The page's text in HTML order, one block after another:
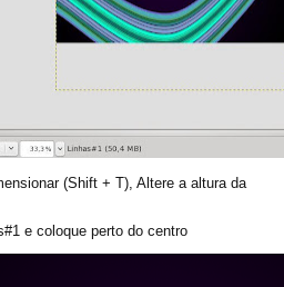
(Shift + T), Altere a altura da
e coloque perto do centro